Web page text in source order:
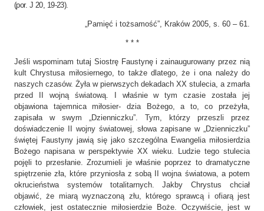
(por. J 20, 19-23).
„Pamięć i tożsamość”, Kraków 2005, s. 60 – 61.
* * *
Jeśli wspominam tutaj Siostrę Faustynę i zainaugurowany przez nią
kult Chrystusa miłosiernego, to także dlatego, że i ona należy do
naszych czasów. Żyła w pierwszych dekadach XX stulecia, a zmarła
przed II wojną światową. I właśnie w tym czasie została jej
objawiona tajemnica miłosier- dzia Bożego, a to, co przeżyła,
zapisała w swym „Dzienniczku”. Tym, którzy przeszli przez
doświadczenie II wojny światowej, słowa zapisane w „Dzienniczku”
świętej Faustyny jawią się jako szczególna Ewangelia miłosierdzia
Bożego napisana w perspektywie XX wieku. Ludzie tego stulecia
pojęli to przesłanie. Zrozumieli je właśnie poprzez to dramatyczne
spiętrzenie zła, które przyniosła z sobą II wojna światowa, a potem
okrucieństwa systemów totalitarnych. Jakby Chrystus chciał
objawić, że miarą wyznaczoną złu, którego sprawcą i ofiarą jest
człowiek, jest ostatecznie miłosierdzie Boże. Oczywiście, jest w